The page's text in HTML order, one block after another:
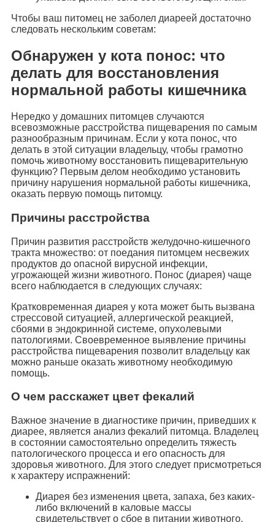
Чтобы ваш питомец не заболел диареей достаточно
следовать нескольким советам:
Обнаружен у кота понос: что
делать для восстановления
нормальной работы кишечника
Нередко у домашних питомцев случаются
всевозможные расстройства пищеварения по самым
разнообразным причинам. Если у кота понос, что
делать в этой ситуации владельцу, чтобы грамотно
помочь животному восстановить пищеварительную
функцию? Первым делом необходимо установить
причину нарушения нормальной работы кишечника,
оказать первую помощь питомцу.
Причины расстройства
Причин развития расстройств желудочно-кишечного
тракта множество: от поедания питомцем несвежих
продуктов до опасной вирусной инфекции,
угрожающей жизни животного. Понос (диарея) чаще
всего наблюдается в следующих случаях:
Кратковременная диарея у кота может быть вызвана
стрессовой ситуацией, аллергической реакцией,
сбоями в эндокринной системе, опухолевыми
патологиями. Своевременное выявление причины
расстройства пищеварения позволит владельцу как
можно раньше оказать животному необходимую
помощь.
О чем расскажет цвет фекалий
Важное значение в диагностике причин, приведших к
диарее, является анализ фекалий питомца. Владелец
в состоянии самостоятельно определить тяжесть
патологического процесса и его опасность для
здоровья животного. Для этого следует присмотреться
к характеру испражнений:
Диарея без изменения цвета, запаха, без каких-
либо включений в каловые массы
свидетельствует о сбое в питании животного.